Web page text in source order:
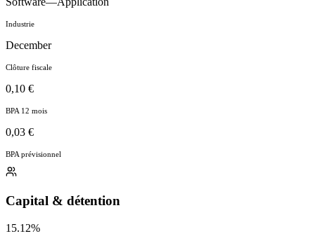
Industrie
December
Clôture fiscale
0,10 €
BPA 12 mois
0,03 €
BPA prévisionnel
Capital & détention
15.12%